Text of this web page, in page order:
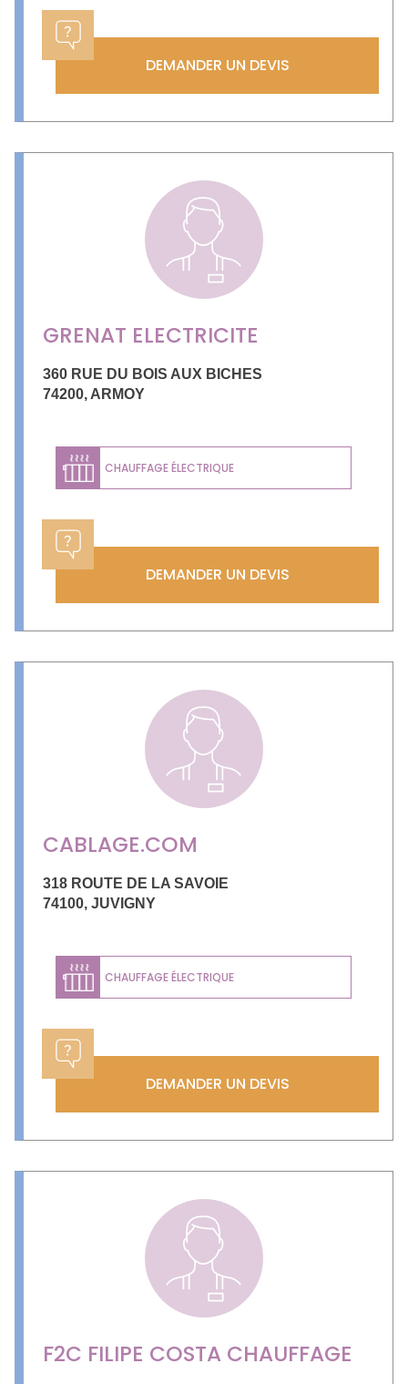
DEMANDER UN DEVIS
GRENAT ELECTRICITE
360 RUE DU BOIS AUX BICHES
74200, ARMOY
CHAUFFAGE ÉLECTRIQUE
DEMANDER UN DEVIS
CABLAGE.COM
318 ROUTE DE LA SAVOIE
74100, JUVIGNY
CHAUFFAGE ÉLECTRIQUE
DEMANDER UN DEVIS
F2C FILIPE COSTA CHAUFFAGE